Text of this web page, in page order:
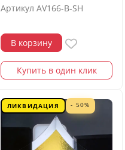
Артикул AV166-B-SH
В корзину
Купить в один клик
ЛИКВИДАЦИЯ - 50%